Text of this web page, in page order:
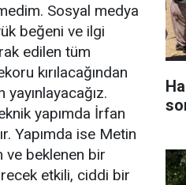
Sosyal medya
beğeni ve ilgi
edilen tüm
kırılacağından
yapımda İrfan
Yapımda ise Metin
ve beklenen bir
etkili, ciddi bir